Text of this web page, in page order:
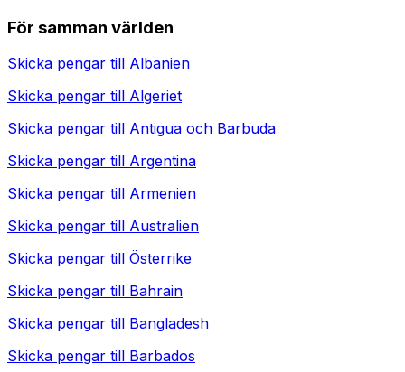
För samman världen
Skicka pengar till Albanien
Skicka pengar till Algeriet
Skicka pengar till Antigua och Barbuda
Skicka pengar till Argentina
Skicka pengar till Armenien
Skicka pengar till Australien
Skicka pengar till Österrike
Skicka pengar till Bahrain
Skicka pengar till Bangladesh
Skicka pengar till Barbados